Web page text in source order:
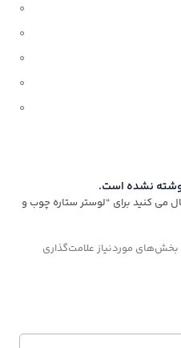
0
0
0
0
0
نشده است.
می کنید برای “لوستر ستاره چوب و
بخش‌های موردنیاز علامت‌گذاری